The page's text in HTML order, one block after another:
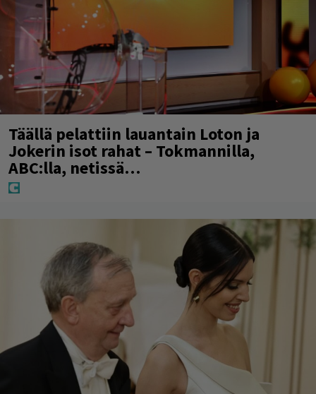
Täällä pelattiin lauantain Loton ja
Jokerin isot rahat – Tokmannilla,
ABC:lla, netissä…